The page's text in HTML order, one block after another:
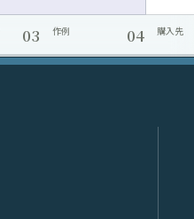
03 作例 04 購入先